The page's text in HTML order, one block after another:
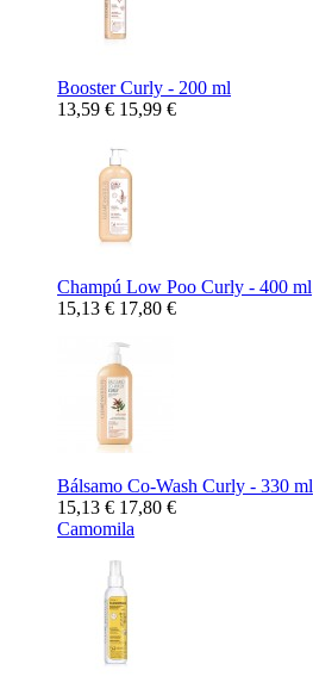
Booster Curly - 200 ml
13,59 € 15,99 €
Champú Low Poo Curly - 400 ml
15,13 € 17,80 €
Bálsamo Co-Wash Curly - 330 ml
15,13 € 17,80 €
Camomila